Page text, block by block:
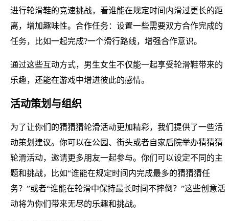
进行轮滑鞋的竞速挑战，看谁能在规定时间内滑过更长的距
离，增加趣味性。合作任务：设置一些需要双方合作完成的
任务，比如一起完成?一个滑行路线，增强合作意识。
通过这些互动方式，男生女生不仅能一起享受轮滑鞋带来的
乐趣，还能在游戏中增进彼此的感情。
活动策划与组织
为了让你们的猜猜猜轮滑活动更加精彩，我们提供了一些活
动策划建议。你可以在公园、街头或者自家后院举办猜猜猜
轮滑活动，邀请更多朋友一起参与。你们可以设定不同的主
题和挑战，比如“谁能在规定时间内完成最多的猜猜猜任
务？”或者“谁能在轮滑中保持最长时间不摔倒？”这些创意活
动将为你们带来无尽的乐趣和挑战。